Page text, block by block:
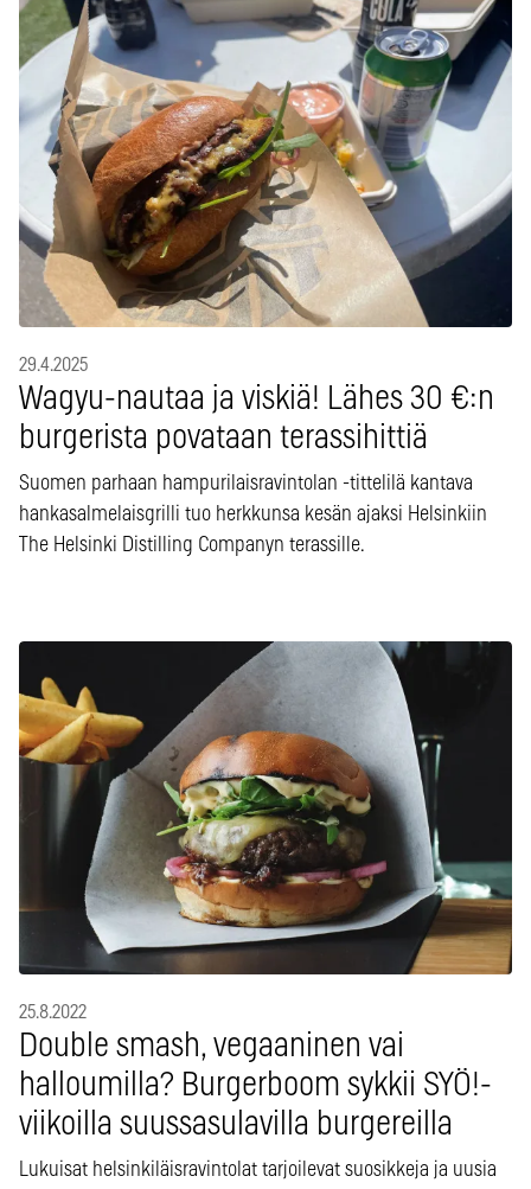
29.4.2025
Wagyu-nautaa ja viskiä! Lähes 30 €:n
burgerista povataan terassihittiä
Suomen parhaan hampurilaisravintolan -tittelilä kantava
hankasalmelaisgrilli tuo herkkunsa kesän ajaksi Helsinkiin
The Helsinki Distilling Companyn terassille.
25.8.2022
Double smash, vegaaninen vai
halloumilla? Burgerboom sykkii SYÖ!-
viikoilla suussasulavilla burgereilla
Lukuisat helsinkiläisravintolat tarjoilevat suosikkeja ja uusia